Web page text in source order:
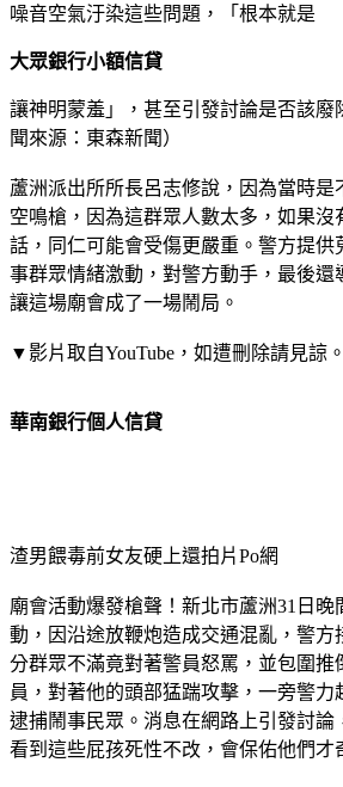
噪音空氣汙染這些問題，「根本就是
大眾銀行小額信貸
讓神明蒙羞」，甚至引發討論是否該廢
聞來源：東森新聞）
蘆洲派出所所長呂志修說，因為當時是
空鳴槍，因為這群眾人數太多，如果沒
話，同仁可能會受傷更嚴重。警方提供
事群眾情緒激動，對警方動手，最後還
讓這場廟會成了一場鬧局。
▼影片取自YouTube，如遭刪除請見諒。
華南銀行個人信貸
渣男餵毒前女友硬上還拍片Po網
廟會活動爆發槍聲！新北市蘆洲31日晚
動，因沿途放鞭炮造成交通混亂，警方
分群眾不滿竟對著警員怒罵，並包圍推
員，對著他的頭部猛踹攻擊，一旁警力
逮捕鬧事民眾。消息在網路上引發討論
看到這些屁孩死性不改，會保佑他們才